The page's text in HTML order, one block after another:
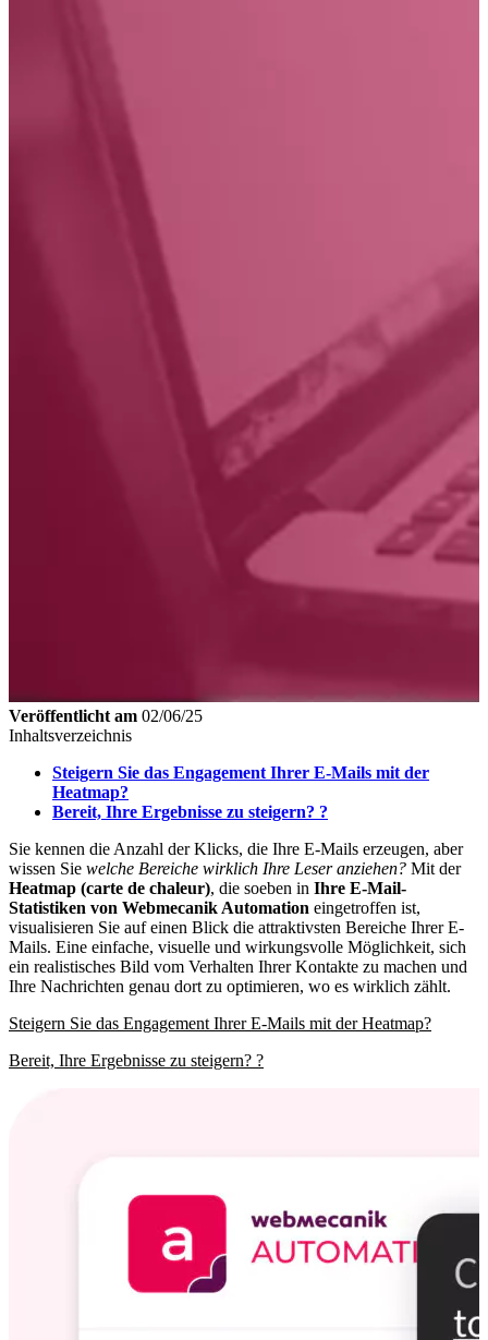
Veröffentlicht am 02/06/25
Inhaltsverzeichnis
Steigern Sie das Engagement Ihrer E-Mails mit der
Heatmap?
Bereit, Ihre Ergebnisse zu steigern? ?
Sie kennen die Anzahl der Klicks, die Ihre E-Mails erzeugen, aber
wissen Sie welche Bereiche wirklich Ihre Leser anziehen? Mit der
Heatmap (carte de chaleur), die soeben in Ihre E-Mail-
Statistiken von Webmecanik Automation eingetroffen ist,
visualisieren Sie auf einen Blick die attraktivsten Bereiche Ihrer E-
Mails. Eine einfache, visuelle und wirkungsvolle Möglichkeit, sich
ein realistisches Bild vom Verhalten Ihrer Kontakte zu machen und
Ihre Nachrichten genau dort zu optimieren, wo es wirklich zählt.
Steigern Sie das Engagement Ihrer E-Mails mit der Heatmap?
Bereit, Ihre Ergebnisse zu steigern? ?